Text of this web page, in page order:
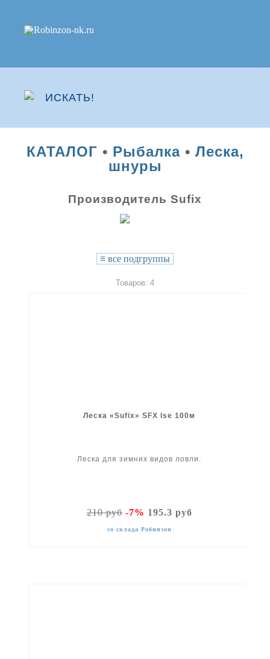
КАТАЛОГ • Рыбалка• Леска,
шнуры
Производитель Sufix
≡ все подгруппы
Товаров: 4
Леска «Sufix» SFX Ise 100м
Леска для зимних видов ловли.
210 руб-7% 195.3 руб
со склада Робинзон